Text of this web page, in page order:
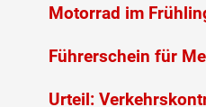
Motorrad im
Führerschein für
Urteil: